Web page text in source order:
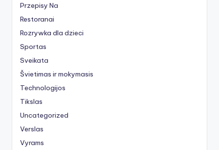
Przepisy Na
Restoranai
Rozrywka dla dzieci
Sportas
Sveikata
Švietimas ir mokymasis
Technologijos
Tikslas
Uncategorized
Verslas
Vyrams